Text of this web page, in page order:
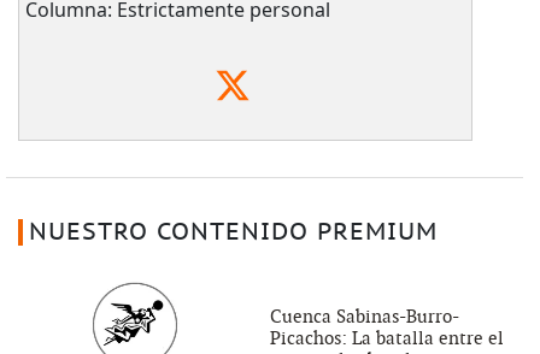
Columna: Estrictamente personal
NUESTRO CONTENIDO PREMIUM
Cuenca Sabinas-Burro-
Picachos: La batalla entre el